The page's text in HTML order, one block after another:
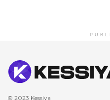
© 2023 Kessiya